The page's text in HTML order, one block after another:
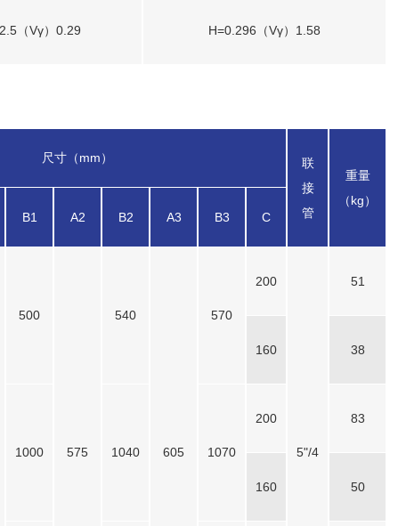
（Vγ）0.29 H=0.296（Vγ）1.58
尺寸（mm）
联
接
管
重量
（kg）
B1 A2 B2 A3 B3 C
500
575
540
605
570
200
5"/4
51
160 38
1000 1040 1070
200 83
160 50